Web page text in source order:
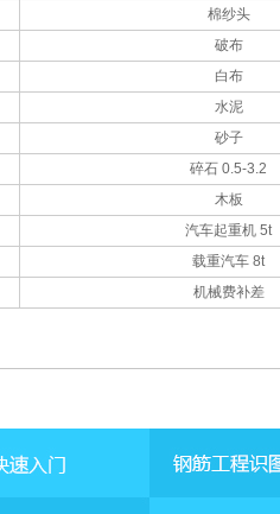
棉纱头
破布
白布
水泥
砂子
碎石 0.5-3.2
木板
汽车起重机 5t
载重汽车 8t
机械费补差